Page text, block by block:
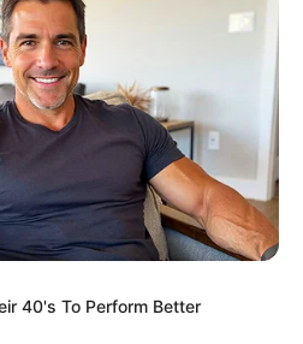
40's To Perform Better